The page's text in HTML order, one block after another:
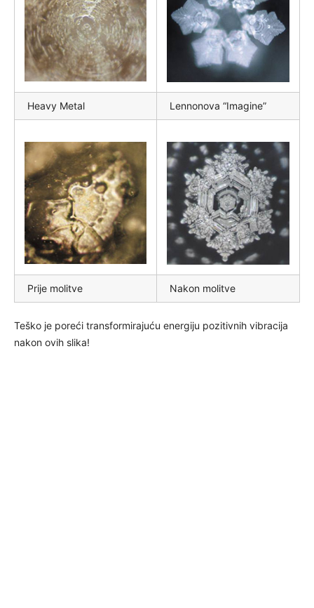
Heavy Metal Lennonova “Imagine”
Prije molitve Nakon molitve
Teško je poreći transformirajuću energiju pozitivnih vibracija
nakon ovih slika!